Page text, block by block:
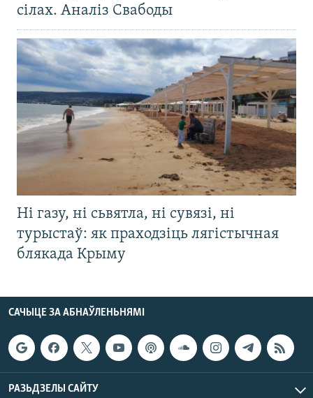
сілах. Аналіз Свабоды
Ні газу, ні сьвятла, ні сувязі, ні
турыстаў: як праходзіць лягістычная
блякада Крыму
САЧЫЦЕ ЗА АБНАЎЛЕНЬНЯМІ
РАЗЬДЗЕЛЫ САЙТУ